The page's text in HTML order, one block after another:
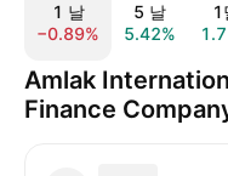
1 날
−0.89%
5 날
5.42%
1
Amlak
Finance